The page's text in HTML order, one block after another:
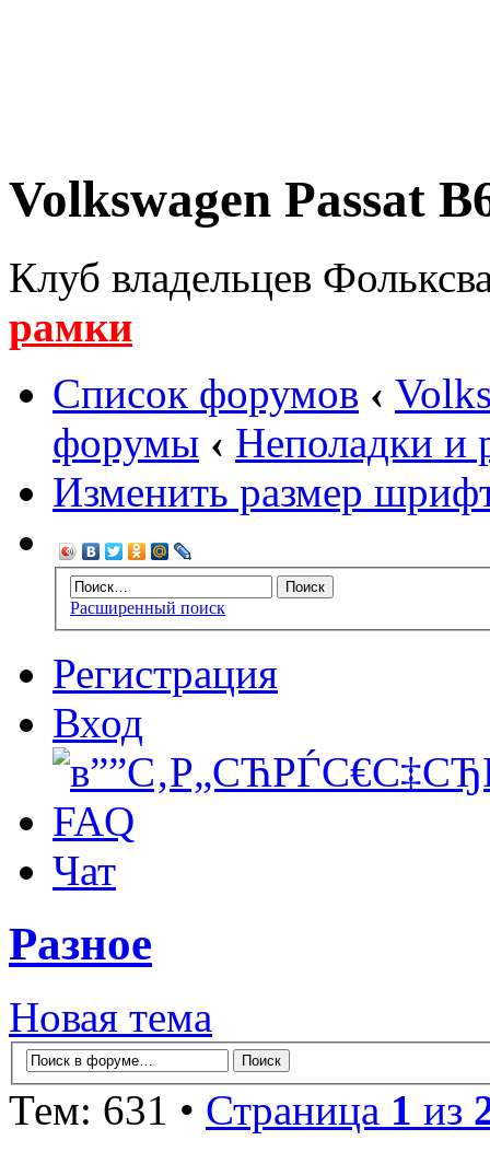
Volkswagen Passat
Клуб владельцев
рамки
Список форумов ‹
форумы ‹ Неполадки и
Изменить размер
Расширенный поиск
Регистрация
Вход
FAQ
Чат
Разное
Новая тема
Тем: 631 • Страница 1 из